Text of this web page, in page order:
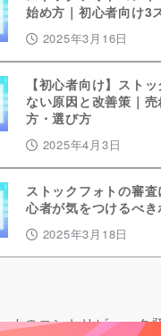
始め方｜初心者向け3
2025年3月16日
【初心者向け】スト
ない原因と改善策｜
方・選び方
2025年4月3日
ストックフォトの審
心者が気をつけるべき
2025年3月18日
のコントリビュータ